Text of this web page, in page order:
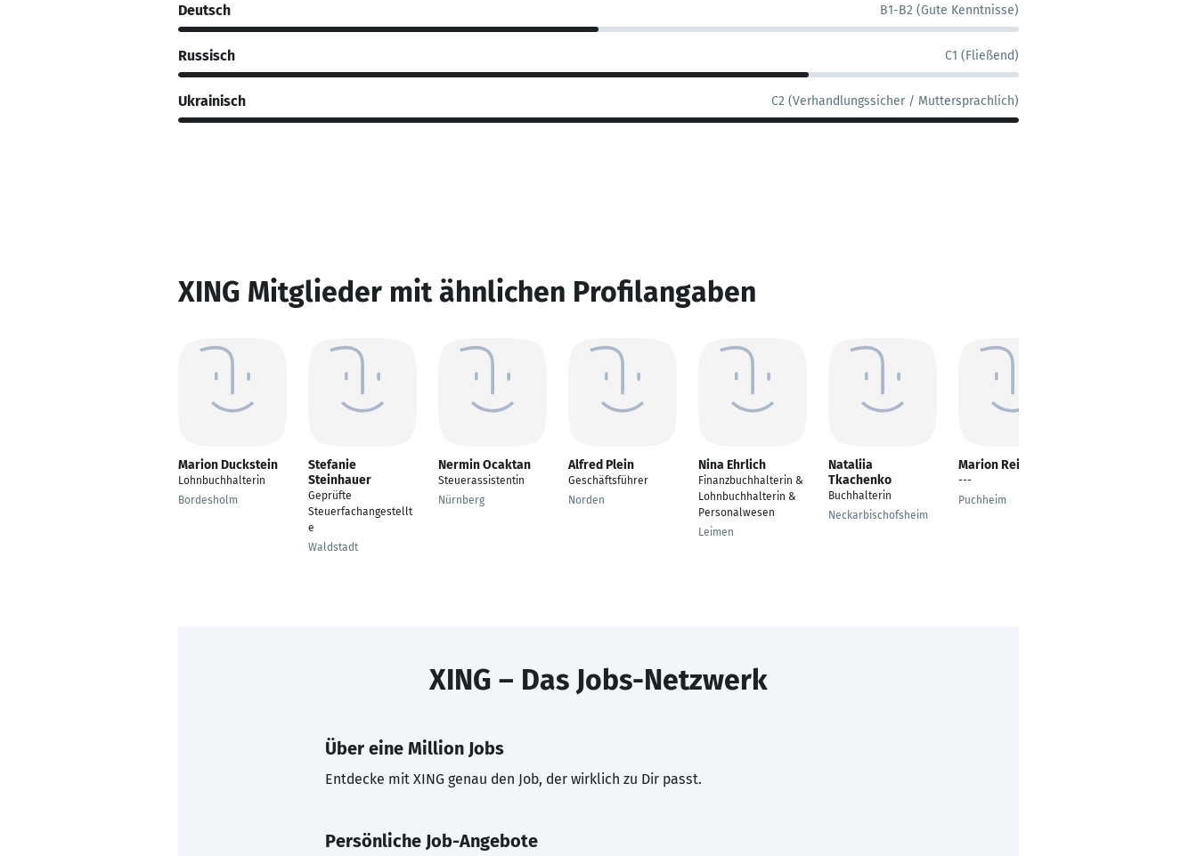
Deutsch B1-B2 (Gute Kenntnisse)
Russisch C1 (Fließend)
Ukrainisch C2 (Verhandlungssicher / Muttersprachlich)
XING Mitglieder mit ähnlichen Profilangaben
Marion Duckstein
Lohnbuchhalterin
Bordesholm
Stefanie
Steinhauer
Geprüfte
Steuerfachangestellt
e
Waldstadt
Nermin Ocaktan
Steuerassistentin
Nürnberg
Alfred Plein
Geschäftsführer
Norden
Nina Ehrlich
Finanzbuchhalterin &
Lohnbuchhalterin &
Personalwesen
Leimen
Nataliia
Tkachenko
Buchhalterin
Neckarbischofsheim
Marion Reiber
---
Puchheim
XING – Das Jobs-Netzwerk
Über eine Million Jobs
Entdecke mit XING genau den Job, der wirklich zu Dir passt.
Persönliche Job-Angebote